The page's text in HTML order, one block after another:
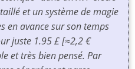
et un système de magie
en avance sur son temps
juste 1.95 £ [≈2,2 €
et très bien pensé. Par